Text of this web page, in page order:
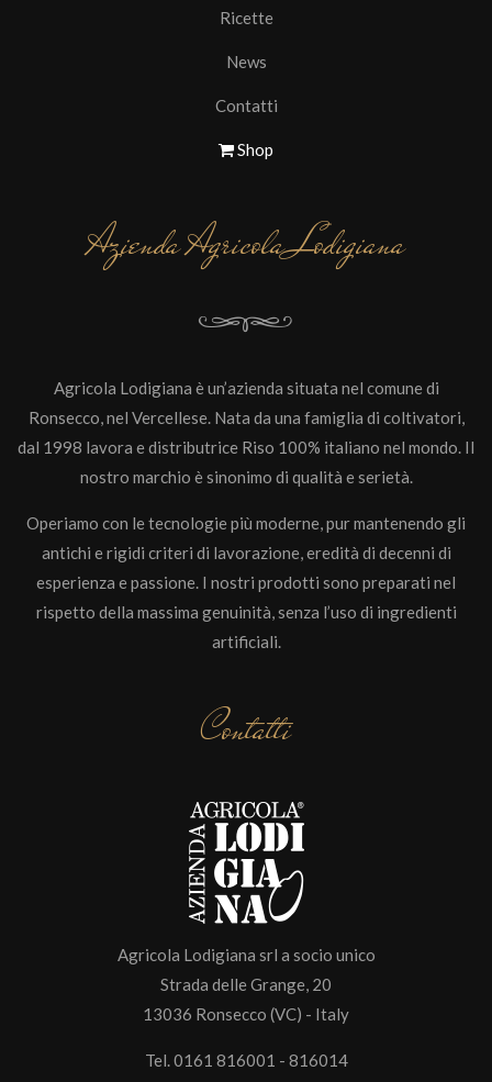
Ricette
News
Contatti
Shop
Azienda Agricola Lodigiana
Agricola Lodigiana è un’azienda situata nel comune di
Ronsecco, nel Vercellese. Nata da una famiglia di coltivatori,
dal 1998 lavora e distributrice Riso 100% italiano nel mondo. Il
nostro marchio è sinonimo di qualità e serietà.
Operiamo con le tecnologie più moderne, pur mantenendo gli
antichi e rigidi criteri di lavorazione, eredità di decenni di
esperienza e passione. I nostri prodotti sono preparati nel
rispetto della massima genuinità, senza l’uso di ingredienti
artificiali.
Contatti
Agricola Lodigiana srl a socio unico
Strada delle Grange, 20
13036 Ronsecco (VC) - Italy
Tel. 0161 816001 - 816014